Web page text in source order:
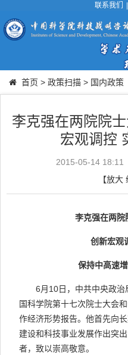
联系我们
首页 > 政策扫描 > 国内政策
李克强在两院院
宏观调控
2015-05-14 18:11
【放大
李克强在两院
创新宏观
保持中高速
6月10日，中共中央政治
国科学院第十七次院士大会
作经济形势报告。他首先向
建设和科技事业发展作出突
者，致以崇高敬意。